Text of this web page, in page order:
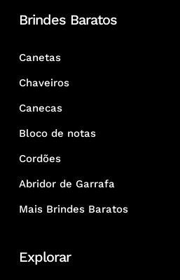
Brindes Baratos
Canetas
Chaveiros
Canecas
Bloco de notas
Cordões
Abridor de Garrafa
Mais Brindes Baratos
Explorar